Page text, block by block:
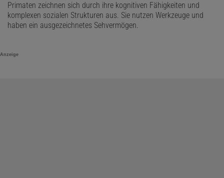
Primaten zeichnen sich durch ihre kognitiven Fähigkeiten und
komplexen sozialen Strukturen aus. Sie nutzen Werkzeuge und
haben ein ausgezeichnetes Sehvermögen.
Anzeige